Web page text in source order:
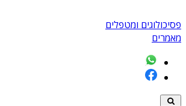
פסיכולוגים ומטפלים
מאמרים